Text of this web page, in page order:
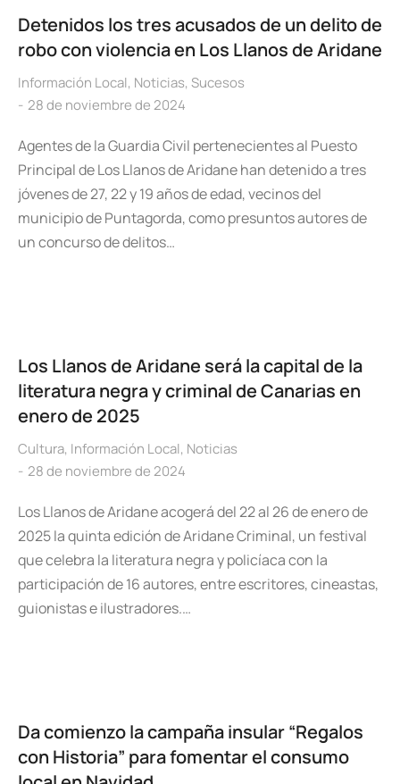
Detenidos los tres acusados de un delito de
robo con violencia en Los Llanos de Aridane
Información Local, Noticias, Sucesos
28 de noviembre de 2024
Agentes de la Guardia Civil pertenecientes al Puesto
Principal de Los Llanos de Aridane han detenido a tres
jóvenes de 27, 22 y 19 años de edad, vecinos del
municipio de Puntagorda, como presuntos autores de
un concurso de delitos…
Los Llanos de Aridane será la capital de la
literatura negra y criminal de Canarias en
enero de 2025
Cultura, Información Local, Noticias
28 de noviembre de 2024
Los Llanos de Aridane acogerá del 22 al 26 de enero de
2025 la quinta edición de Aridane Criminal, un festival
que celebra la literatura negra y policíaca con la
participación de 16 autores, entre escritores, cineastas,
guionistas e ilustradores.…
Da comienzo la campaña insular “Regalos
con Historia” para fomentar el consumo